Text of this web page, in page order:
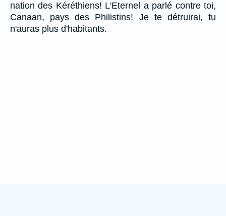
nation des Kéréthiens! L'Eternel a parlé contre toi,
Canaan, pays des Philistins! Je te détruirai, tu
n'auras plus d'habitants.